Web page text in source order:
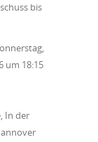
bis
um 18:15
In der